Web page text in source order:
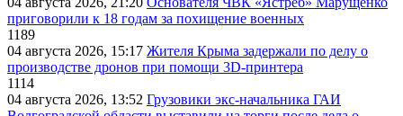
приговорили к 18 годам за похищение военных
1189
04 августа 2026, 15:17 Жителя Крыма задержали по делу о
производстве дронов при помощи 3D‑принтера
1114
04 августа 2026, 13:52 Грузовики экс-начальника ГАИ